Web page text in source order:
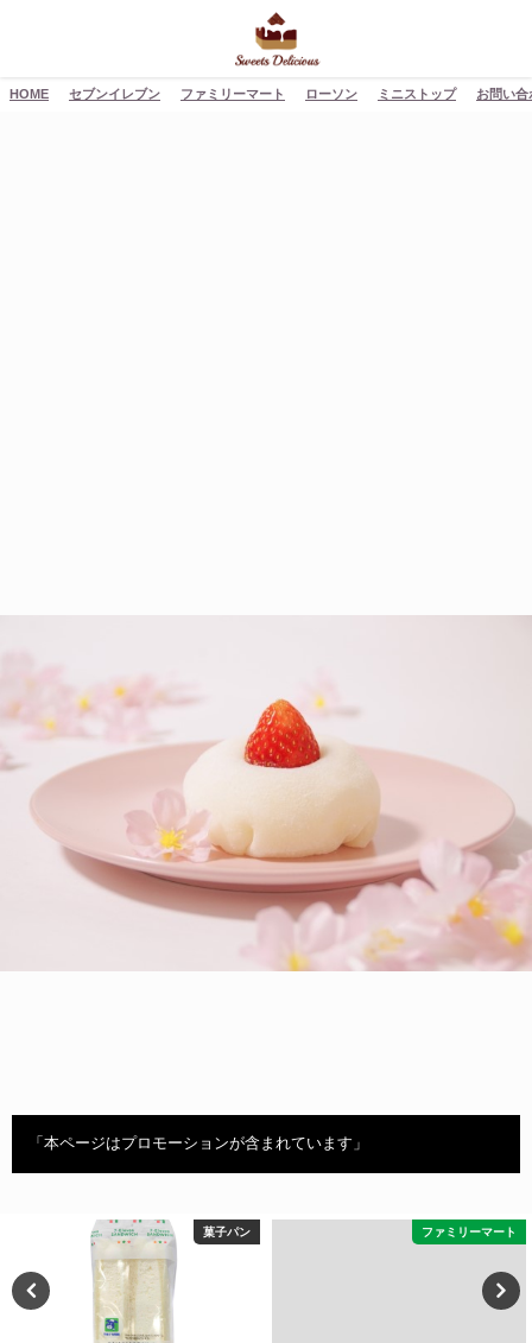
HOME セブンイレブン ファミリーマート ローソン ミニストップ お問い合
「本ページはプロモーションが含まれています」
菓子パン ファミリーマート